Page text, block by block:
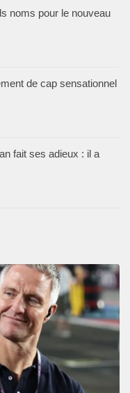
noms pour le nouveau
de cap sensationnel
fait ses adieux : il a